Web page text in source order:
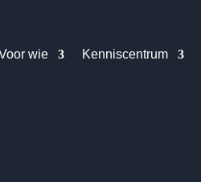
wie Kenniscentrum